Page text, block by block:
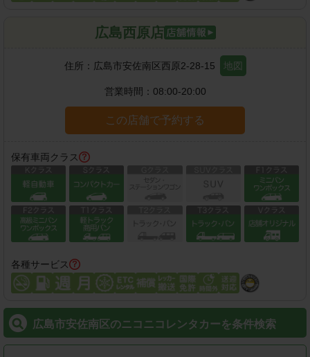
広島西原店
住所： 広島市安佐南区西原2-28-15 地図
営業時間： 08:00-20:00
この店舗で予約する
保有車両クラス
各種サービス
広島市安佐南区のニコニコレンタカーを条件検索